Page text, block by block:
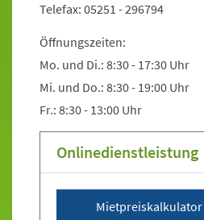
Telefax: 05251 - 296794
Öffnungszeiten:
Mo. und Di.: 8:30 - 17:30 Uhr
Mi. und Do.: 8:30 - 19:00 Uhr
Fr.: 8:30 - 13:00 Uhr
Onlinedienstleistung
Sprung zur Icon Legende.